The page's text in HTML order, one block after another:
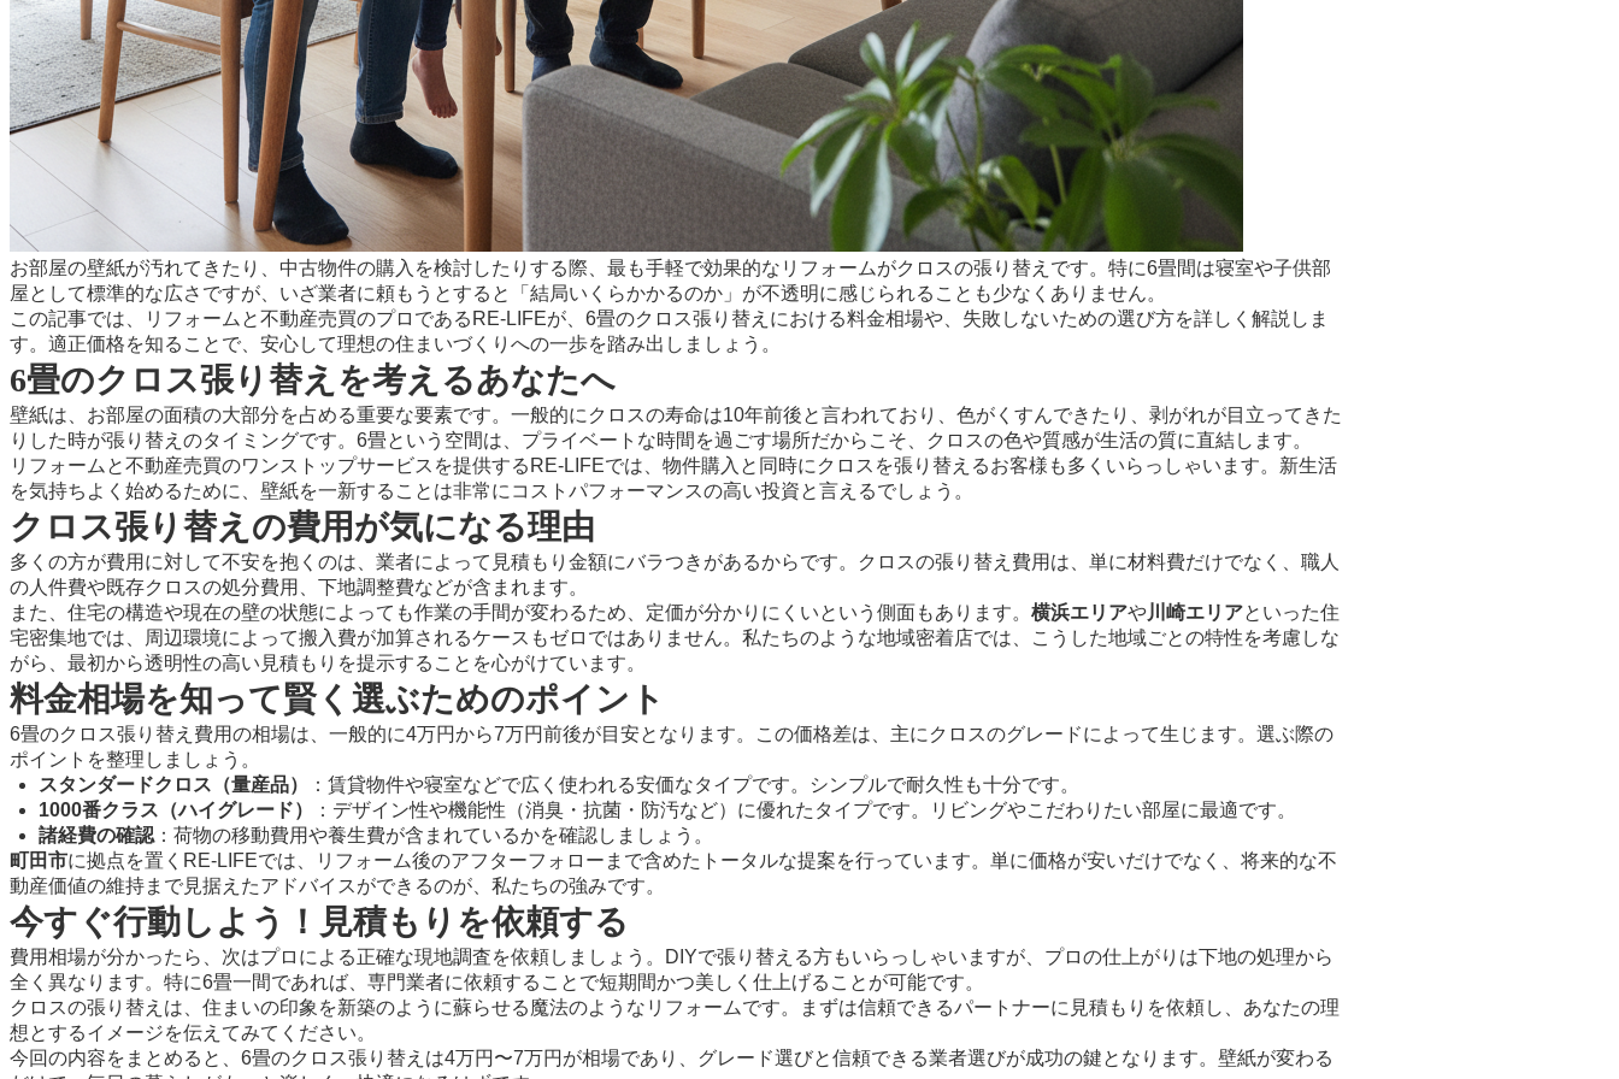
お部屋の壁紙が汚れてきたり、中古物件の購入を検討したりする際、最も手軽で効果的なリフォームがクロスの張り替えです。特に6畳間は寝室や子供部
屋として標準的な広さですが、いざ業者に頼もうとすると「結局いくらかかるのか」が不透明に感じられることも少なくありません。
この記事では、リフォームと不動産売買のプロであるRE-LIFEが、6畳のクロス張り替えにおける料金相場や、失敗しないための選び方を詳しく解説しま
す。適正価格を知ることで、安心して理想の住まいづくりへの一歩を踏み出しましょう。
6畳のクロス張り替えを考えるあなたへ
壁紙は、お部屋の面積の大部分を占める重要な要素です。一般的にクロスの寿命は10年前後と言われており、色がくすんできたり、剥がれが目立ってきた
りした時が張り替えのタイミングです。6畳という空間は、プライベートな時間を過ごす場所だからこそ、クロスの色や質感が生活の質に直結します。
リフォームと不動産売買のワンストップサービス を提供するRE-LIFEでは、物件購入と同時にクロスを張り替えるお客様も多くいらっしゃいます。新生活
を気持ちよく始めるために、壁紙を一新することは非常にコストパフォーマンスの高い投資と言えるでしょう。
クロス張り替えの費用が気になる理由
多くの方が費用に対して不安を抱くのは、業者によって見積もり金額にバラつきがあるからです。クロスの張り替え費用は、単に材料費だけでなく、職人
の人件費や既存クロスの処分費用、下地調整費などが含まれます。
また、住宅の構造や現在の壁の状態によっても作業の手間が変わるため、定価が分かりにくいという側面もあります。 横浜エリアや川崎エリアといった住
宅密集地では、周辺環境によって搬入費が加算されるケースもゼロではありません。私たちのような地域密着店では、こうした地域ごとの特性を考慮しな
がら、最初から透明性の高い見積もりを提示することを心がけています。
料金相場を知って賢く選ぶためのポイント
6畳のクロス張り替え費用の相場は、一般的に4万円から7万円前後が目安となります。この価格差は、主にクロスのグレードによって生じます。選ぶ際の
ポイントを整理しましょう。
スタンダードクロス（量産品）
：賃貸物件や寝室などで広く使われる安価なタイプです。シンプルで耐久性も十分です。
1000番クラス（ハイグレード）
：デザイン性や機能性（消臭・抗菌・防汚など）に優れたタイプです。リビングやこだわりたい部屋に最適です。
諸経費の確認 ：荷物の移動費用や養生費が含まれているかを確認しましょう。
町田市に拠点を置くRE-LIFEでは、リフォーム後のアフターフォローまで含めたトータルな提案を行っています。単に価格が安いだけでなく、将来的な不
動産価値の維持まで見据えたアドバイスができるのが、私たちの強みです。
今すぐ行動しよう！見積もりを依頼する
費用相場が分かったら、次はプロによる正確な現地調査を依頼しましょう。DIYで張り替える方もいらっしゃいますが、プロの仕上がりは下地の処理から
全く異なります。特に6畳一間であれば、専門業者に依頼することで短期間かつ美しく仕上げることが可能です。
クロスの張り替えは、住まいの印象を新築のように蘇らせる魔法のようなリフォームです。まずは信頼できるパートナーに見積もりを依頼し、あなたの理
想とするイメージを伝えてみてください。
今回の内容をまとめると、6畳のクロス張り替えは4万円〜7万円が相場であり、グレード選びと信頼できる業者選びが成功の鍵となります。壁紙が変わる